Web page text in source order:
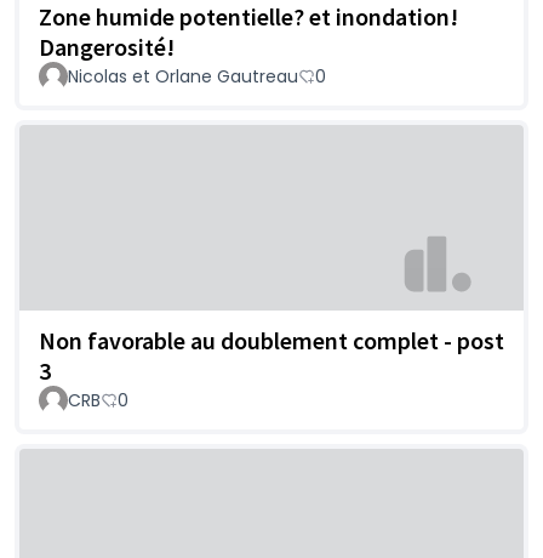
Zone humide potentielle? et inondation!
Dangerosité!
Nicolas et Orlane Gautreau 0
Non favorable au doublement complet - post
3
CRB 0